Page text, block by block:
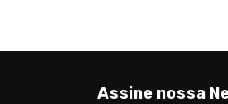
Assine nossa